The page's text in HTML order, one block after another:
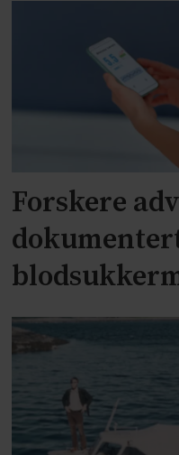
Forskere